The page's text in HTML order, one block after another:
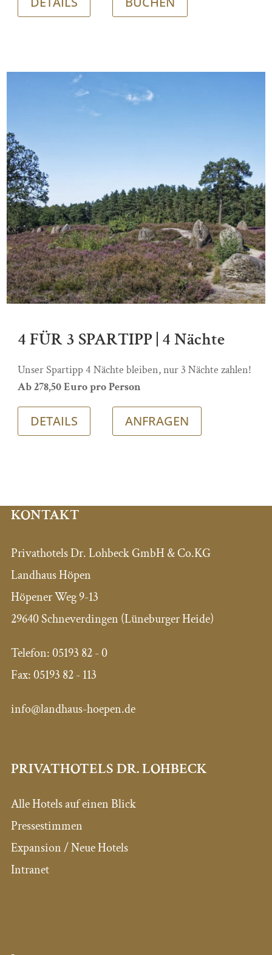
4 FÜR 3 SPARTIPP | 4 Nächte
Unser Spartipp 4 Nächte bleiben, nur 3 Nächte zahlen!
Ab 278,50 Euro pro Person
DETAILS ANFRAGEN
KONTAKT
Privathotels Dr. Lohbeck GmbH & Co.KG
Landhaus Höpen
Höpener Weg 9-13
29640 Schneverdingen (Lüneburger Heide)
Telefon:05193 82 - 0
Fax:05193 82 - 113
info@landhaus-hoepen.de
PRIVATHOTELS DR. LOHBECK
Alle Hotels auf einen Blick
Pressestimmen
Expansion / Neue Hotels
Intranet